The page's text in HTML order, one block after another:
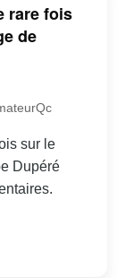
rare fois
de
sur le
Dupéré